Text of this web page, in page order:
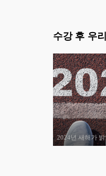
수강 후 우
2024년 새해가